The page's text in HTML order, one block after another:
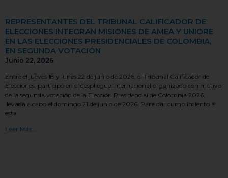
REPRESENTANTES DEL TRIBUNAL CALIFICADOR DE
ELECCIONES INTEGRAN MISIONES DE AMEA Y UNIORE
EN LAS ELECCIONES PRESIDENCIALES DE COLOMBIA,
EN SEGUNDA VOTACIÓN
Junio 22, 2026
Entre el jueves 18 y lunes 22 de junio de 2026, el Tribunal Calificador de
Elecciones, participó en el despliegue internacional organizado con motivo
de la segunda votación de la Elección Presidencial de Colombia 2026,
llevada a cabo el domingo 21 de junio de 2026. Para dar cumplimiento a
esta
Leer Más...